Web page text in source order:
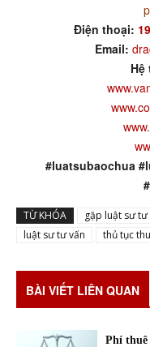
Điện thoại:
Email:
Hệ
#luatsubaochua
TỪ KHÓA gặp luật sư tư
luật sư tư vấn
thủ tục
BÀI VIẾT LIÊN QUAN
Phí thuê